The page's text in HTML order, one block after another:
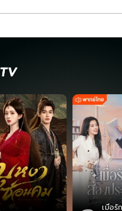
เมื่อรั